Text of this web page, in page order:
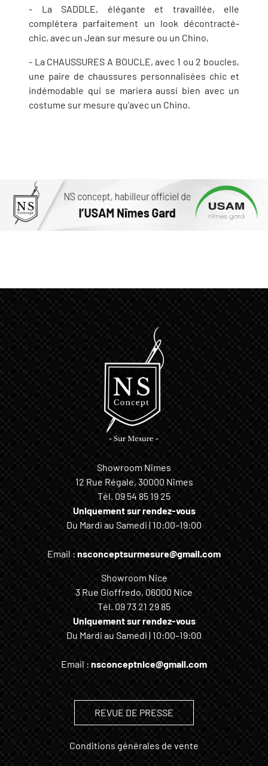
- La SADDLE, élégante et travaillée, elle
complètera parfaitement un look décontracté-
chic, avec un Jean sur mesure ou un Chino,
- La CHAUSSURES A BOUCLE, avec 1 ou 2 boucles,
une paire de chaussures personnalisées chic et
indémodable qui se mariera aussi bien avec un
costume sur mesure qu'avec un Chino.
Showroom Nîmes
12 Rue Régale, 30000 Nîmes
Tél. 09 54 85 19 25
Uniquement sur rendez-vous
Du Mardi au Samedi | 10:00–19:00
Email : nsconceptsurmesure@gmail.com
Showroom Nice
3 Rue Gioffredo, 06000 Nice
Tél. 09 73 21 29 85
Uniquement sur rendez-vous
Du Mardi au Samedi | 10:00–19:00
Email : nsconceptnice@gmail.com
REVUE DE PRESSE
Conditions générales de vente